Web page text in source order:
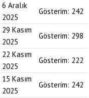
6 Aralık
2025
Gösterim: 242
29 Kasım
2025
Gösterim: 298
22 Kasım
2025
Gösterim: 222
15 Kasım
2025
Gösterim: 242